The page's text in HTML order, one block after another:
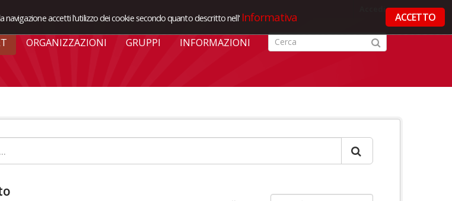
navigazione accetti l'utilizzo dei cookie secondo quanto descritto nell' Informativa ACCETTO
ORGANIZZAZIONI GRUPPI INFORMAZIONI